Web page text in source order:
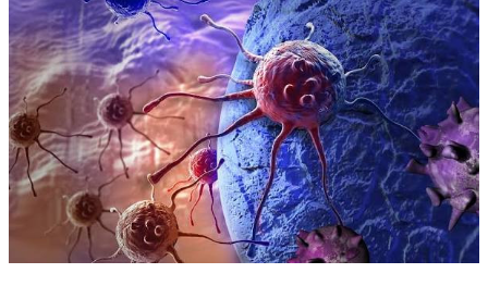
Yaxın Şərq
Avropa
Amerika
Asiya
Afrika
Çarpaz baxış
Təhlil
Siyasi
Geosiyasi
İqtisadi